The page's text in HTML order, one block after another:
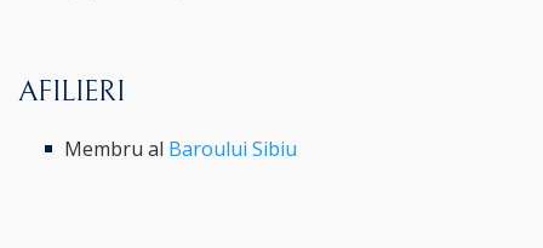
AFILIERI
Membru al Baroului Sibiu